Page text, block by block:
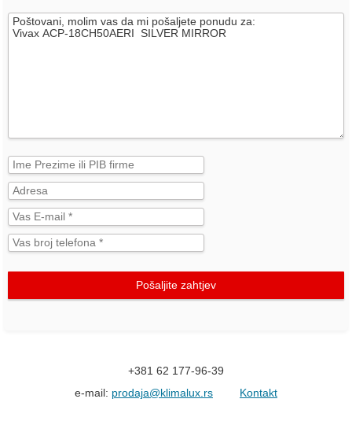
Pošaljite zahtjev
+381 62 177-96-39
e-mail: prodaja@klimalux.rs Kontakt